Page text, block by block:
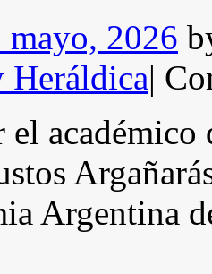
mayo, 2026
Heráldica|
el
Argentina